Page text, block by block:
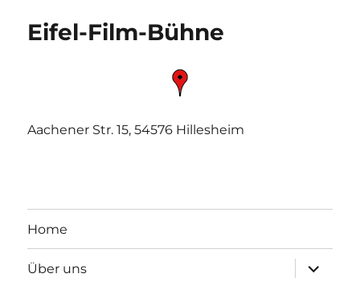
Eifel-Film-Bühne
Aachener Str. 15, 54576 Hillesheim
Home
Über uns
anzeigen